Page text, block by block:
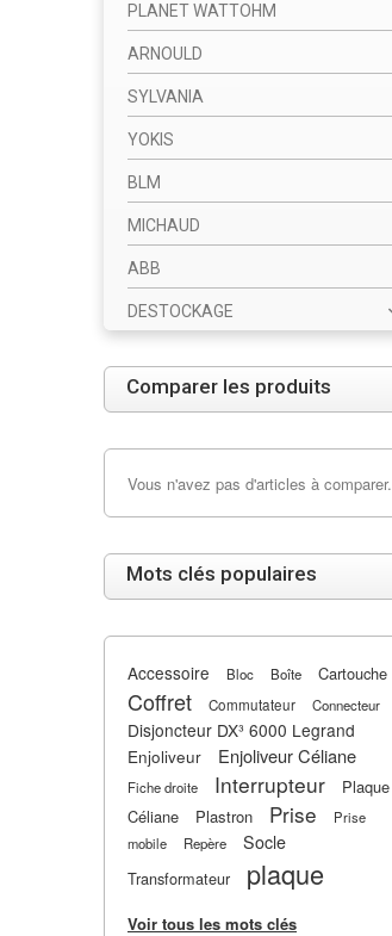
PLANET WATTOHM
ARNOULD
SYLVANIA
YOKIS
BLM
MICHAUD
ABB
DESTOCKAGE
Comparer les produits
Vous n'avez pas d'articles à comparer.
Mots clés populaires
Accessoire Bloc Boîte Cartouche
Coffret Commutateur Connecteur
Disjoncteur DX³ 6000 Legrand
Enjoliveur
Enjoliveur Céliane
Fiche droite Interrupteur
Plaque
Céliane
Plastron Prise
Prise
mobile
Repère Socle
Transformateur plaque
Voir tous les mots clés